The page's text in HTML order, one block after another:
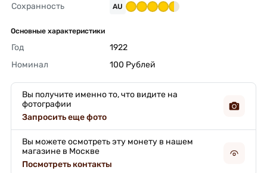
Сохранность AU
Основные характеристики
Год
1922
Номинал
100 Рублей
Вы получите именно то, что видите на
фотографии
Запросить еще фото
Вы можете осмотреть эту монету в нашем
магазине в Москве
Посмотреть контакты